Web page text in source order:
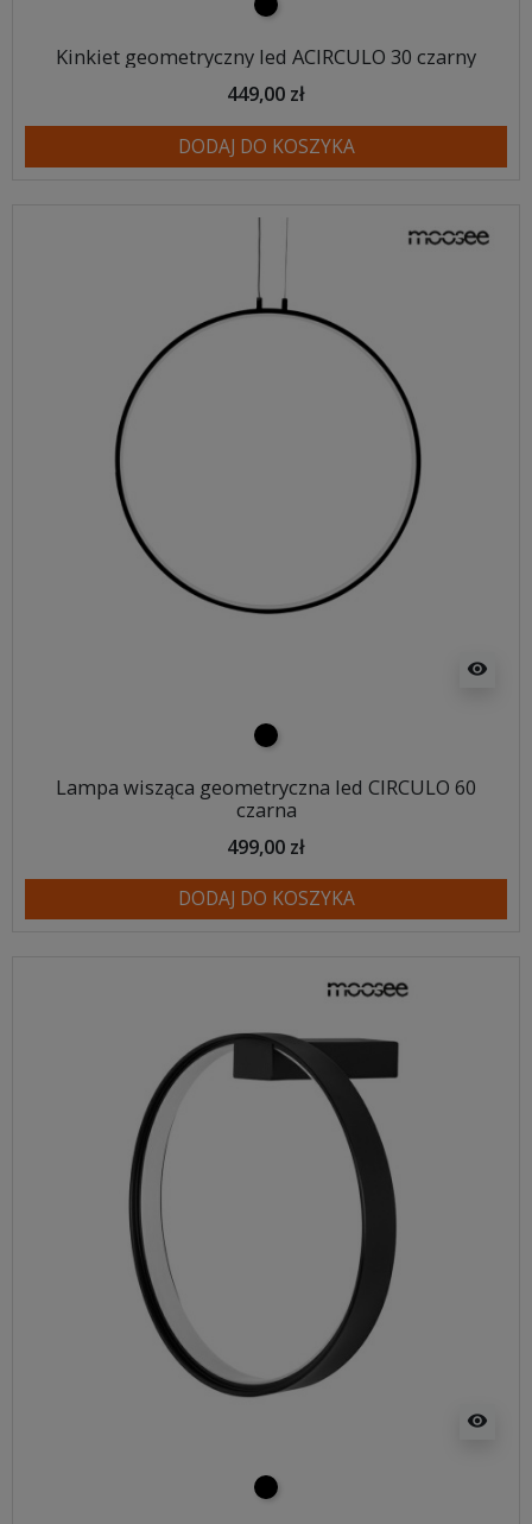
czarny
Kinkiet geometryczny led ACIRCULO 30 czarny
449,00 zł
DODAJ DO KOSZYKA
visibility
czarny
Lampa wisząca geometryczna led CIRCULO 60
czarna
499,00 zł
DODAJ DO KOSZYKA
visibility
czarny